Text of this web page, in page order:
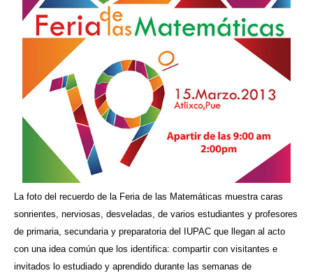
La foto del recuerdo de la Feria de las Matemáticas muestra caras
sonrientes, nerviosas, desveladas, de varios estudiantes y profesores
de primaria, secundaria y preparatoria del IUPAC que llegan al acto
con una idea común que los identifica: compartir con visitantes e
invitados lo estudiado y aprendido durante las semanas de